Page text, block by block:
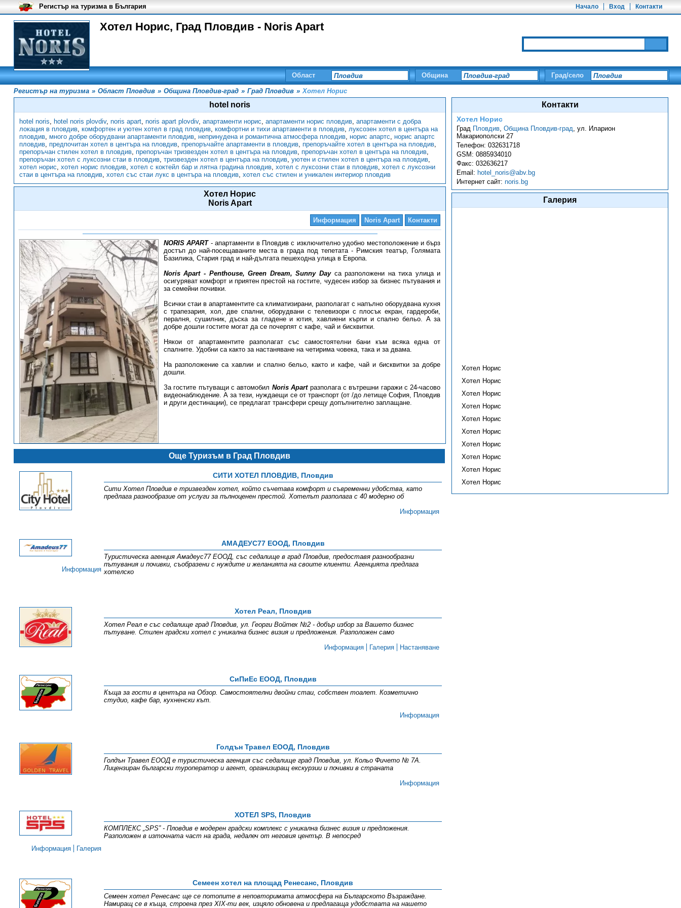
Хотел Норис, Град Пловдив - Noris Apart
Начало Вход Контакти
Регистър на туризма в България
Област Община Град/село
Регистър на туризма » Област Пловдив » Община Пловдив-град » Град Пловдив » Хотел Норис
hotel noris
hotel noris, hotel noris plovdiv, noris apart, noris apart plovdiv, апартаменти норис, апартаменти норис пловдив, апартаменти с добра
локация в пловдив, комфортен и уютен хотел в град пловдив, комфортни и тихи апартаменти в пловдив, луксозен хотел в центъра на
пловдив, много добре оборудвани апартаменти пловдив, непринудена и романтична атмосфера пловдив, норис апартс, норис апартс
пловдив, предпочитан хотел в центъра на пловдив, препоръчайте апартаменти в пловдив, препоръчайте хотел в центъра на пловдив,
препоръчан стилен хотел в пловдив, препоръчан тризвезден хотел в центъра на пловдив, препоръчан хотел в центъра на пловдив,
препоръчан хотел с луксозни стаи в пловдив, тризвезден хотел в центъра на пловдив, уютен и стилен хотел в центъра на пловдив,
хотел норис, хотел норис пловдив, хотел с коктейл бар и лятна градина пловдив, хотел с луксозни стаи в пловдив, хотел с луксозни
стаи в центъра на пловдив, хотел със стаи лукс в центъра на пловдив, хотел със стилен и уникален интериор пловдив
Хотел Норис
Noris Apart
Информация Noris Apart Контакти
NORIS APART - апартаменти в Пловдив с изключително удобно местоположение и бърз
достъп до най-посещаваните места в града под тепетата - Римския театър, Голямата
Базилика, Стария град и най-дългата пешеходна улица в Европа.
Noris Apart - Penthouse, Green Dream, Sunny Dayса разположени на тиха улица и
осигуряват комфорт и приятен престой на гостите, чудесен избор за бизнес пътувания и
за семейни почивки.
Всички стаи в апартаментите са климатизирани, разполагат с напълно оборудвана кухня
с трапезария, хол, две спални, оборудвани с телевизори с плосък екран, гардероби,
пералня, сушилник, дъска за гладене и ютия, хавлиени кърпи и спално бельо. А за
добре дошли гостите могат да се почерпят с кафе, чай и бисквитки.
Някои от апартаментите разполагат със самостоятелни бани към всяка една от
спалните. Удобни са както за настаняване на четирима човека, така и за двама.
На разположение са хавлии и спално бельо, както и кафе, чай и бисквитки за добре
дошли.
За гостите пътуващи с автомобил Noris Apart разполага с вътрешни гаражи с 24-часово
видеонаблюдение. А за тези, нуждаещи се от транспорт (от /до летище София, Пловдив
и други дестинации), се предлагат трансфери срещу допълнително заплащане.
Контакти
Хотел Норис
Град Пловдив, Община Пловдив-град, ул. Иларион
Макариополски 27
Телефон: 032631718
GSM: 0885934010
Факс: 032636217
Email: hotel_noris@abv.bg
Интернет сайт: noris.bg
Галерия
Хотел Норис
Хотел Норис
Хотел Норис
Хотел Норис
Хотел Норис
Хотел Норис
Хотел Норис
Хотел Норис
Хотел Норис
Хотел Норис
Още Туризъм в Град Пловдив
СИТИ ХОТЕЛ ПЛОВДИВ, Пловдив
Сити Хотел Пловдив е тризвезден хотел, който съчетава комфорт и съвременни удобства, като
предлага разнообразие от услуги за пълноценен престой. Хотелът разполага с 40 модерно об
Информация
АМАДЕУС77 ЕООД, Пловдив
Туристическа агенция Амадеус77 ЕООД, със седалище в град Пловдив, предоставя разнообразни
пътувания и почивки, съобразени с нуждите и желанията на своите клиенти. Агенцията предлага
хотелско
Информация
Хотел Реал, Пловдив
Хотел Реал е със седалище град Пловдив, ул. Георги Войтех №2 - добър избор за Вашето бизнес
пътуване. Стилен градски хотел с уникална бизнес визия и предложения. Разположен само
Информация
Галерия Настаняване
СиПиЕс ЕООД, Пловдив
Къща за гости в центъра на Обзор. Самостоятелни двойни стаи, собствен тоалет. Козметично
студио, кафе бар, кухненски кът.
Информация
Голдън Травел ЕООД, Пловдив
Голдън Травел ЕООД е туристическа агенция със седалище град Пловдив, ул. Кольо Фичето № 7А.
Лицензиран български туроператор и агент, организиращ екскурзии и почивки в страната
Информация
ХОТЕЛ SPS, Пловдив
КОМПЛЕКС „SPS” - Пловдив е модерен градски комплекс с уникална бизнес визия и предложения.
Разположен в източната част на града, недалеч от неговия център. В непосред
Информация
Галерия
Семеен хотел на площад Ренесанс, Пловдив
Семеен хотел Ренесанс ще се потопите в неповторимата атмосфера на Българското Възраждане.
Намиращ се в къща, строена през ХІХ-ти век, изцяло обновена и предлагаща удобствата на нашето